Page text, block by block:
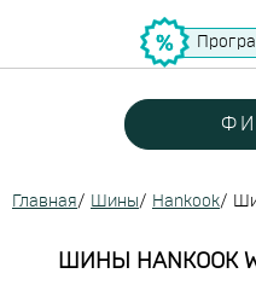
Главная/ Шины/ Hankook/
ШИНЫ HANKOOK